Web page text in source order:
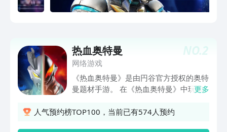
NO.2
热血奥特曼
网络游戏
《热血奥特曼》是由円谷官方授权的奥特
曼题材手游。 在《热血奥特曼》中玩家
正新生代奥特曼的宇宙；集结各色奥特曼
更多
人气预约榜TOP100，当前已有574人预约